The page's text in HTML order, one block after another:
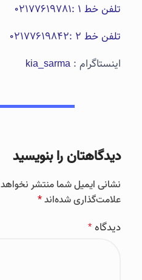
موارد استفاده
اشتعال پذیری
تلفن خط 1 :02177619781
تلفن خط 2 :02177619842
اینستاگرام : kia_sarma
دیدگاهتان را بنویسید
نشانی ایمیل شما منتشر
علامت‌گذاری شده‌اند*
دیدگاه*